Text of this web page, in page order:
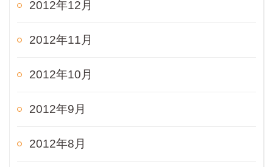
2012年12月
2012年11月
2012年10月
2012年9月
2012年8月